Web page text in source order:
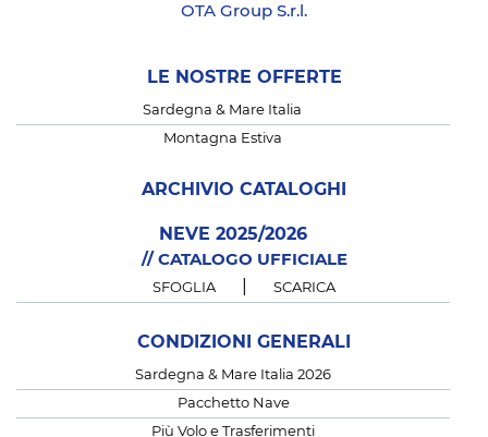
OTA Group S.r.l.
LE NOSTRE OFFERTE
Sardegna & Mare Italia
Montagna Estiva
ARCHIVIO CATALOGHI
NEVE 2025/2026
// CATALOGO UFFICIALE
SFOGLIA SCARICA
CONDIZIONI GENERALI
Sardegna & Mare Italia 2026
Pacchetto Nave
Più Volo e Trasferimenti